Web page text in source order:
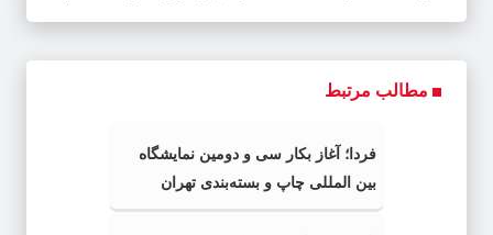
مطالب مرتبط
فردا؛ آغاز بکار سی‌ و دومین نمایشگاه
بین المللی چاپ و بسته‌بندی تهران